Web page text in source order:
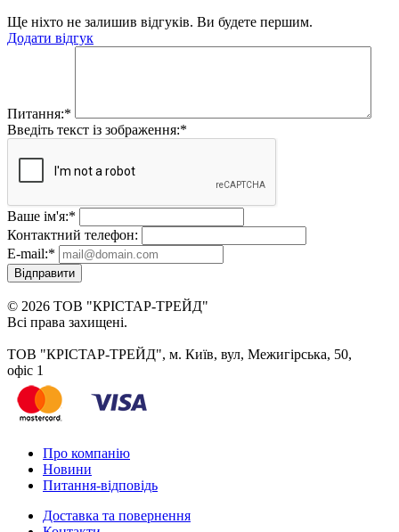
Ще ніхто не залишив відгуків. Ви будете першим.
Додати відгук
Питання:*
Введіть текст із зображення:*
Ваше ім'я:*
Контактний телефон:
E-mail:*
Відправити
© 2026 ТОВ "КРІСТАР-ТРЕЙД"
Всі права захищені.
ТОВ "КРІСТАР-ТРЕЙД", м. Київ, вул, Межигірська, 50,
офіс 1
Про компанію
Новини
Питання-відповідь
Доставка та повернення